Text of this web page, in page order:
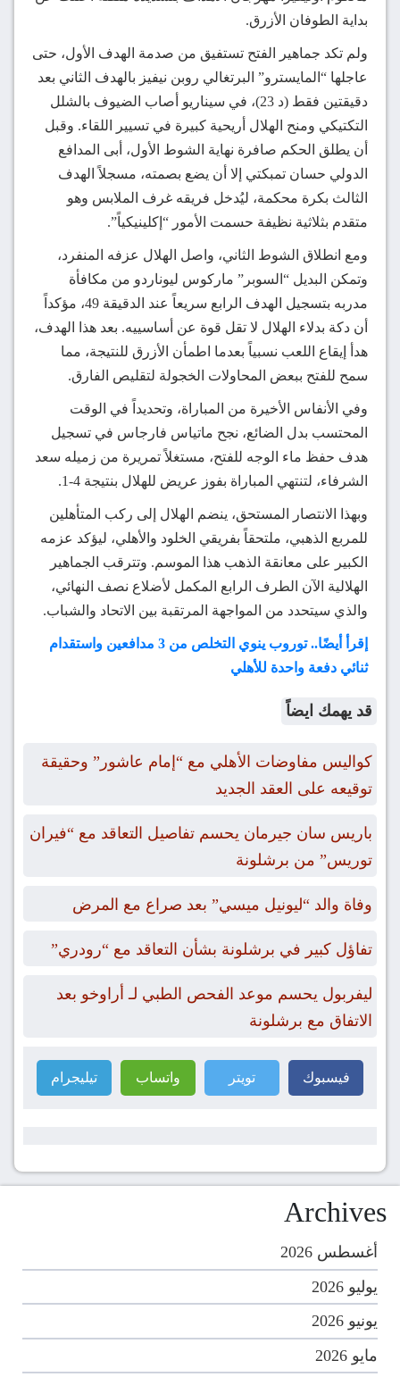
بداية الطوفان الأزرق.
ولم تكد جماهير الفتح تستفيق من صدمة الهدف الأول، حتى
عاجلها “المايسترو” البرتغالي روبن نيفيز بالهدف الثاني بعد
دقيقتين فقط (د 23)، في سيناريو أصاب الضيوف بالشلل
التكتيكي ومنح الهلال أريحية كبيرة في تسيير اللقاء. وقبل
أن يطلق الحكم صافرة نهاية الشوط الأول، أبى المدافع
الدولي حسان تمبكتي إلا أن يضع بصمته، مسجلاً الهدف
الثالث بكرة محكمة، ليُدخل فريقه غرف الملابس وهو
متقدم بثلاثية نظيفة حسمت الأمور “إكلينيكياً”.
ومع انطلاق الشوط الثاني، واصل الهلال عزفه المنفرد،
وتمكن البديل “السوبر” ماركوس ليوناردو من مكافأة
مدربه بتسجيل الهدف الرابع سريعاً عند الدقيقة 49، مؤكداً
أن دكة بدلاء الهلال لا تقل قوة عن أساسييه. بعد هذا الهدف،
هدأ إيقاع اللعب نسبياً بعدما اطمأن الأزرق للنتيجة، مما
سمح للفتح ببعض المحاولات الخجولة لتقليص الفارق.
وفي الأنفاس الأخيرة من المباراة، وتحديداً في الوقت
المحتسب بدل الضائع، نجح ماتياس فارجاس في تسجيل
هدف حفظ ماء الوجه للفتح، مستغلاً تمريرة من زميله سعد
الشرفاء، لتنتهي المباراة بفوز عريض للهلال بنتيجة 4-1.
وبهذا الانتصار المستحق، ينضم الهلال إلى ركب المتأهلين
للمربع الذهبي، ملتحقاً بفريقي الخلود والأهلي، ليؤكد عزمه
الكبير على معانقة الذهب هذا الموسم. وتترقب الجماهير
الهلالية الآن الطرف الرابع المكمل لأضلاع نصف النهائي،
والذي سيتحدد من المواجهة المرتقبة بين الاتحاد والشباب.
إقرأ أيضًا.. توروب ينوي التخلص من 3 مدافعين واستقدام
ثنائي دفعة واحدة للأهلي
قد يهمك ايضاً
كواليس مفاوضات الأهلي مع “إمام عاشور” وحقيقة
توقيعه على العقد الجديد
باريس سان جيرمان يحسم تفاصيل التعاقد مع “فيران
توريس” من برشلونة
وفاة والد “ليونيل ميسي” بعد صراع مع المرض
تفاؤل كبير في برشلونة بشأن التعاقد مع “رودري”
ليفربول يحسم موعد الفحص الطبي لـ أراوخو بعد
الاتفاق مع برشلونة
فيسبوك تويتر واتساب تيليجرام
Archives
أغسطس 2026
يوليو 2026
يونيو 2026
مايو 2026